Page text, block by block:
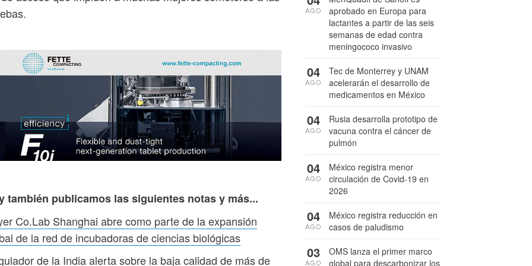
también publicamos las siguientes notas y más...
Co.Lab Shanghai abre como parte de la expansión
de la red de incubadoras de ciencias biológicas
de la India alerta sobre la baja calidad de más de
aprobado en Europa para
lactantes a partir de las seis
semanas de edad contra
meningococo invasivo
AGO
Tec de Monterrey y UNAM
acelerarán el desarrollo de
medicamentos en México
04
AGO
Rusia desarrolla prototipo de
vacuna contra el cáncer de
pulmón
04
AGO
México registra menor
circulación de Covid-19 en
2026
04
AGO
México registra reducción en
casos de paludismo
04
AGO
OMS lanza el primer marco
global para descarbonizar los
03
AGO